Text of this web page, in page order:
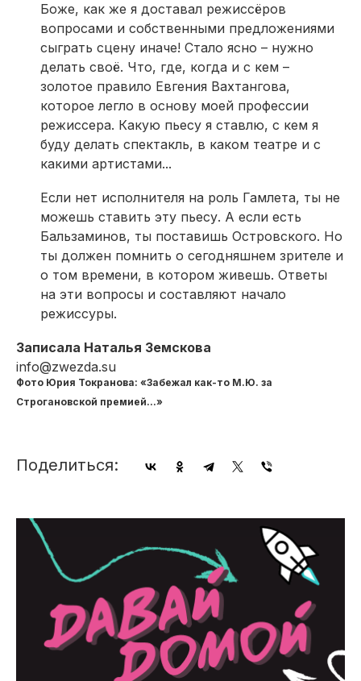
Боже, как же я доставал режиссёров
вопросами и собственными предложениями
сыграть сцену иначе! Стало ясно – нужно
делать своё. Что, где, когда и с кем –
золотое правило Евгения Вахтангова,
которое легло в основу моей профессии
режиссера. Какую пьесу я ставлю, с кем я
буду делать спектакль, в каком театре и с
какими артистами...
Если нет исполнителя на роль Гамлета, ты не
можешь ставить эту пьесу. А если есть
Бальзаминов, ты поставишь Островского. Но
ты должен помнить о сегодняшнем зрителе и
о том времени, в котором живешь. Ответы
на эти вопросы и составляют начало
режиссуры.
Записала Наталья Земскова
info@zwezda.su
Фото Юрия Токранова: «Забежал как-то М.Ю. за
Строгановской премией...»
Поделиться: